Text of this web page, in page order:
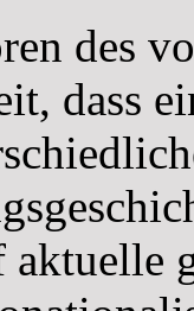
des
dass